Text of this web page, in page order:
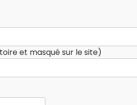
et masqué sur le site)